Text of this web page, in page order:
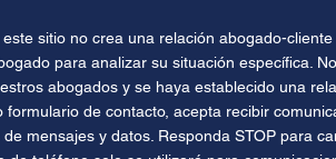
sitio no crea una relación abogado-
para analizar su situación específica.
abogados y se haya establecido una
de contacto, acepta recibir
mensajes y datos. Responda STOP para